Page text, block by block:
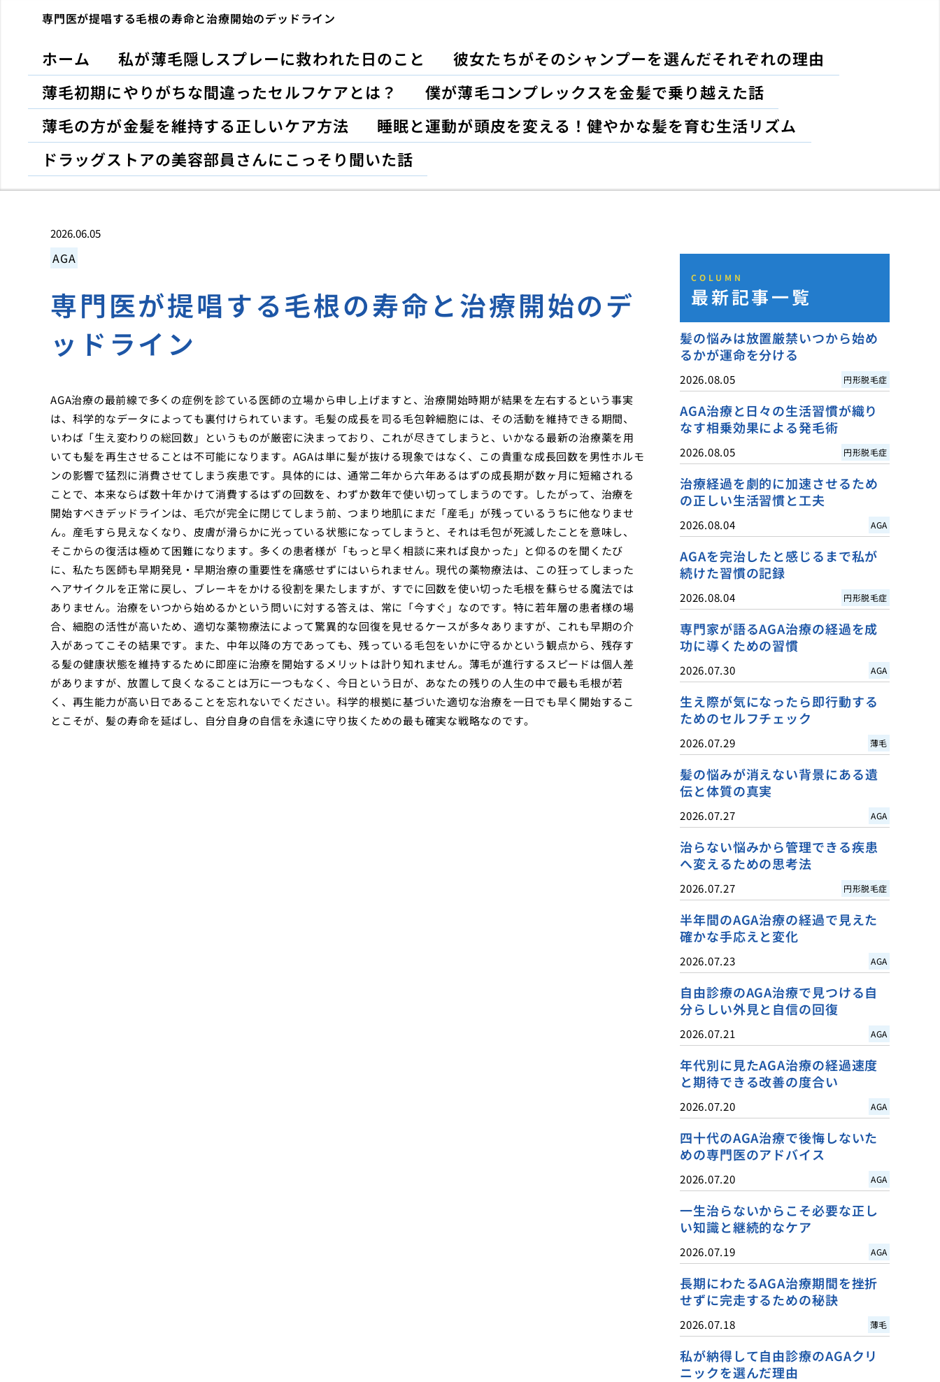
専門医が提唱する毛根の寿命と治療開始のデッドライン
ホーム 私が薄毛隠しスプレーに救われた日のこと
彼女たちがそのシャンプーを選んだそれぞれの理由
薄毛初期にやりがちな間違ったセルフケアとは？
僕が薄毛コンプレックスを金髪で乗り越えた話
薄毛の方が金髪を維持する正しいケア方法
睡眠と運動が頭皮を変える！健やかな髪を育む生活リズム
ドラッグストアの美容部員さんにこっそり聞いた話
2026.06.05
AGA
専門医が提唱する毛根の寿命と治療開始のデ
ッドライン
AGA治療の最前線で多くの症例を診ている医師の立場から申し上げますと、治療開始時期が結果を左右するという事実
は、科学的なデータによっても裏付けられています。毛髪の成長を司る毛包幹細胞には、その活動を維持できる期間、
いわば「生え変わりの総回数」というものが厳密に決まっており、これが尽きてしまうと、いかなる最新の治療薬を用
いても髪を再生させることは不可能になります。AGAは単に髪が抜ける現象ではなく、この貴重な成長回数を男性ホルモ
ンの影響で猛烈に消費させてしまう疾患です。具体的には、通常二年から六年あるはずの成長期が数ヶ月に短縮される
ことで、本来ならば数十年かけて消費するはずの回数を、わずか数年で使い切ってしまうのです。したがって、治療を
開始すべきデッドラインは、毛穴が完全に閉じてしまう前、つまり地肌にまだ「産毛」が残っているうちに他なりませ
ん。産毛すら見えなくなり、皮膚が滑らかに光っている状態になってしまうと、それは毛包が死滅したことを意味し、
そこからの復活は極めて困難になります。多くの患者様が「もっと早く相談に来れば良かった」と仰るのを聞くたび
に、私たち医師も早期発見・早期治療の重要性を痛感せずにはいられません。現代の薬物療法は、この狂ってしまった
ヘアサイクルを正常に戻し、ブレーキをかける役割を果たしますが、すでに回数を使い切った毛根を蘇らせる魔法では
ありません。治療をいつから始めるかという問いに対する答えは、常に「今すぐ」なのです。特に若年層の患者様の場
合、細胞の活性が高いため、適切な薬物療法によって驚異的な回復を見せるケースが多々ありますが、これも早期の介
入があってこその結果です。また、中年以降の方であっても、残っている毛包をいかに守るかという観点から、残存す
る髪の健康状態を維持するために即座に治療を開始するメリットは計り知れません。薄毛が進行するスピードは個人差
がありますが、放置して良くなることは万に一つもなく、今日という日が、あなたの残りの人生の中で最も毛根が若
く、再生能力が高い日であることを忘れないでください。科学的根拠に基づいた適切な治療を一日でも早く開始するこ
とこそが、髪の寿命を延ばし、自分自身の自信を永遠に守り抜くための最も確実な戦略なのです。
COLUMN
最新記事一覧
髪の悩みは放置厳禁いつから始め
るかが運命を分ける
2026.08.05 円形脱毛症
AGA治療と日々の生活習慣が織り
なす相乗効果による発毛術
2026.08.05 円形脱毛症
治療経過を劇的に加速させるため
の正しい生活習慣と工夫
2026.08.04 AGA
AGAを完治したと感じるまで私が
続けた習慣の記録
2026.08.04 円形脱毛症
専門家が語るAGA治療の経過を成
功に導くための習慣
2026.07.30 AGA
生え際が気になったら即行動する
ためのセルフチェック
2026.07.29 薄毛
髪の悩みが消えない背景にある遺
伝と体質の真実
2026.07.27 AGA
治らない悩みから管理できる疾患
へ変えるための思考法
2026.07.27 円形脱毛症
半年間のAGA治療の経過で見えた
確かな手応えと変化
2026.07.23 AGA
自由診療のAGA治療で見つける自
分らしい外見と自信の回復
2026.07.21 AGA
年代別に見たAGA治療の経過速度
と期待できる改善の度合い
2026.07.20 AGA
四十代のAGA治療で後悔しないた
めの専門医のアドバイス
2026.07.20 AGA
一生治らないからこそ必要な正し
い知識と継続的なケア
2026.07.19 AGA
長期にわたるAGA治療期間を挫折
せずに完走するための秘訣
2026.07.18 薄毛
私が納得して自由診療のAGAクリ
ニックを選んだ理由